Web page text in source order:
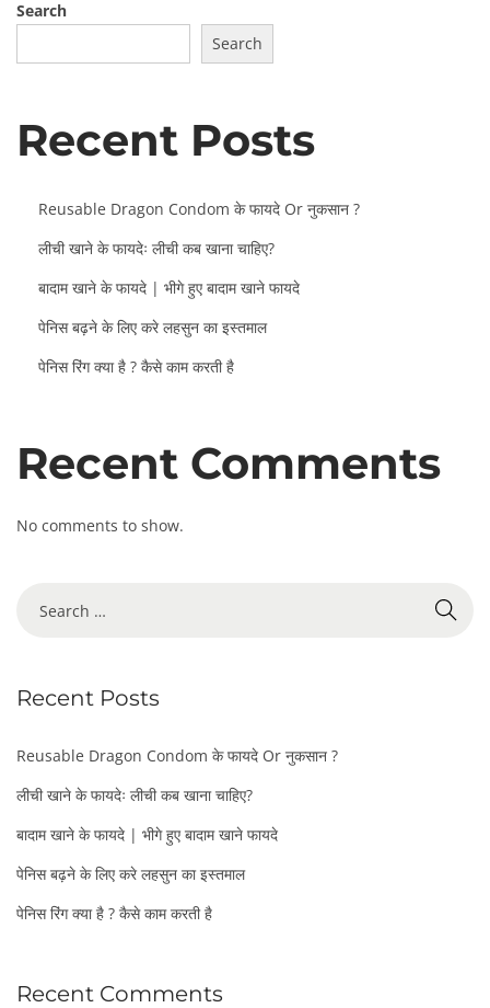
Search
Search
Recent Posts
Reusable Dragon Condom के फायदे Or नुकसान ?
लीची खाने के फायदेः लीची कब खाना चाहिए?
बादाम खाने के फायदे | भीगे हुए बादाम खाने फायदे
पेनिस बढ़ने के लिए करे लहसुन का इस्तमाल
पेनिस रिंग क्या है ? कैसे काम करती है
Recent Comments
No comments to show.
c
f
r
:
Recent Posts
Reusable Dragon Condom के फायदे Or नुकसान ?
लीची खाने के फायदेः लीची कब खाना चाहिए?
बादाम खाने के फायदे | भीगे हुए बादाम खाने फायदे
पेनिस बढ़ने के लिए करे लहसुन का इस्तमाल
पेनिस रिंग क्या है ? कैसे काम करती है
Recent Comments